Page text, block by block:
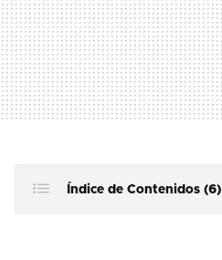
Índice de Contenidos (6)